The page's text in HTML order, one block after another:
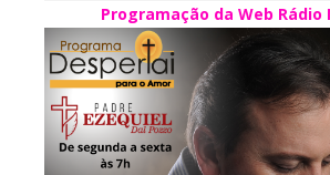
Programação da Web Rádio